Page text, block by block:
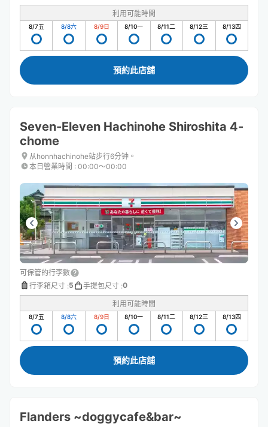
利用可能時間
8/7五 8/8六 8/9日 8/10一 8/11二 8/12三 8/13四
預約此店舖
Seven-Eleven Hachinohe Shiroshita 4-
chome
从honnhachinohe站步行6分钟。
本日營業時間 : 00:00〜00:00
可保管的行李數
行李箱尺寸 :5 手提包尺寸 :0
利用可能時間
8/7五 8/8六 8/9日 8/10一 8/11二 8/12三 8/13四
預約此店舖
Flanders ~doggycafe&bar~